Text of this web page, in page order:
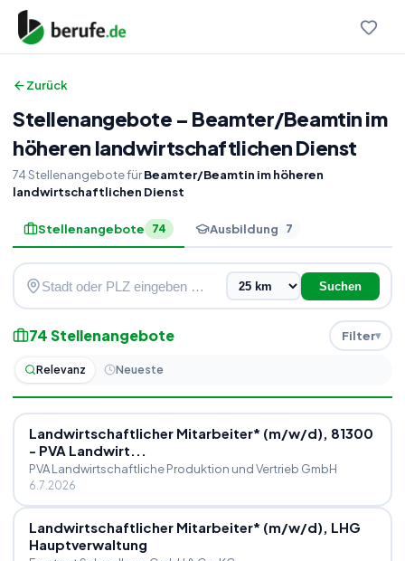
Zurück
Stellenangebote – Beamter/Beamtin im
höheren landwirtschaftlichen Dienst
74StellenangebotefürBeamter/Beamtin im höheren
landwirtschaftlichen Dienst
Stellenangebote 74 Ausbildung 7
Suchen
74Stellenangebote
Relevanz Neueste
Filter
Landwirtschaftlicher Mitarbeiter* (m/w/d), 81300
- PVA Landwirt...
PVA Landwirtschaftliche Produktion und Vertrieb GmbH
6.7.2026
Landwirtschaftlicher Mitarbeiter* (m/w/d), LHG
Hauptverwaltung